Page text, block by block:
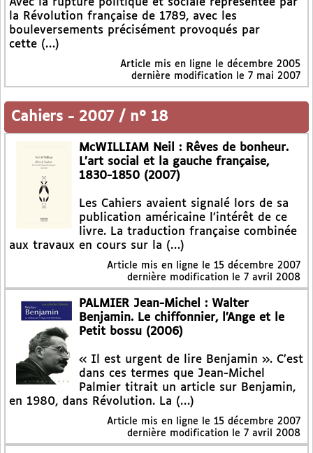
Avec la rupture politique et sociale représentée par
la Révolution française de 1789, avec les
bouleversements précisément provoqués par
cette (…)
Article mis en ligne le décembre 2005
dernière modification le 7 mai 2007
Cahiers - 2007 / n° 18
McWILLIAM Neil : Rêves de bonheur.
L’art social et la gauche française,
1830-1850 (2007)
Les Cahiers avaient signalé lors de sa
publication américaine l’intérêt de ce
livre. La traduction française combinée
aux travaux en cours sur la (…)
Article mis en ligne le 15 décembre 2007
dernière modification le 7 avril 2008
PALMIER Jean-Michel : Walter
Benjamin. Le chiffonnier, l’Ange et le
Petit bossu (2006)
« Il est urgent de lire Benjamin ». C’est
dans ces termes que Jean-Michel
Palmier titrait un article sur Benjamin,
en 1980, dans Révolution. La (…)
Article mis en ligne le 15 décembre 2007
dernière modification le 7 avril 2008